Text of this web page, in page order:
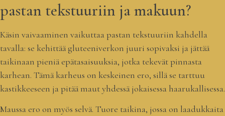
pastan tekstuuriin ja makuun?
Käsin vaivaaminen vaikuttaa pastan tekstuuriin kahdella
tavalla: se kehittää gluteeniverkon juuri sopivaksi ja jättää
taikinaan pieniä epätasaisuuksia, jotka tekevät pinnasta
karhean. Tämä karheus on keskeinen ero, sillä se tarttuu
kastikkeeseen ja pitää maut yhdessä jokaisessa haarukallisessa.
Maussa ero on myös selvä. Tuore taikina, jossa on laadukkaita